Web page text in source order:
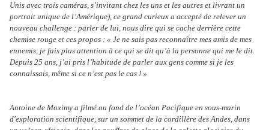
Unis avec trois caméras, s’invitant chez les uns et les autres et livrant un
portrait unique de l’Amérique), ce grand curieux a accepté de relever un
nouveau challenge : parler de lui, nous dire qui se cache derrière cette
chemise rouge et ces propos : « Je ne sais pas reconnaître mes amis de mes
ennemis, je fais plus attention à ce qui se dit qu’à la personne qui me le dit.
Depuis 25 ans, j’ai pris l’habitude de parler aux gens comme si je les
connaissais, même si ce n’est pas le cas ! »
Antoine de Maximy a filmé au fond de l’océan Pacifique en sous-marin
d'exploration scientifique, sur un sommet de la cordillère des Andes, dans